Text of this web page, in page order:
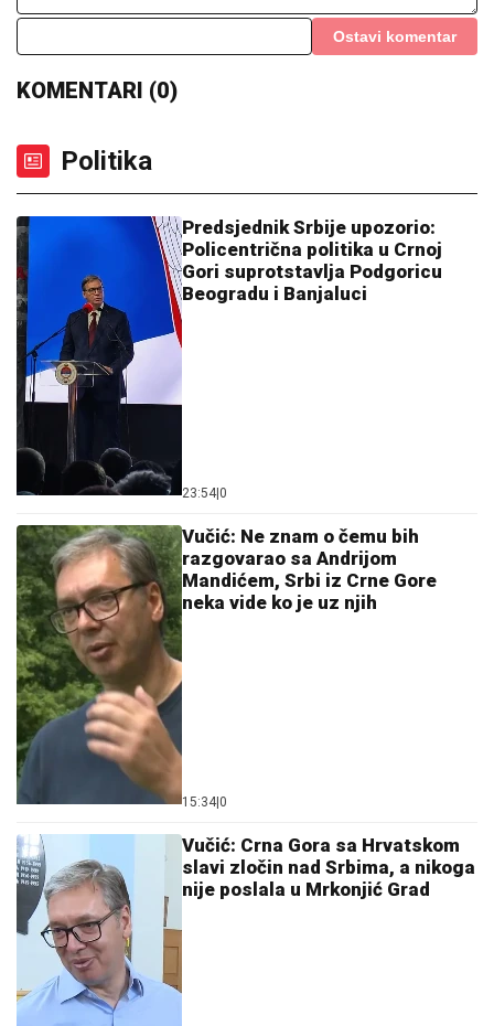
Ostavi komentar
KOMENTARI (0)
Politika
Predsjednik Srbije upozorio:
Policentrična politika u Crnoj
Gori suprotstavlja Podgoricu
Beogradu i Banjaluci
23:54 0
Vučić: Ne znam o čemu bih
razgovarao sa Andrijom
Mandićem, Srbi iz Crne Gore
neka vide ko je uz njih
15:34 0
Vučić: Crna Gora sa Hrvatskom
slavi zločin nad Srbima, a nikoga
nije poslala u Mrkonjić Grad